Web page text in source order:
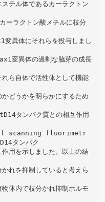
テル体であるカーラクトン
ーラクトン酸メチルに枝分
変異体にそれらを投与しまし
変異体の過剰な脇芽の成長
ら自体で活性体として機能
どうかを明らかにするため
タンパク質との相互作用
scanning fluorimetr
タンパク
用を示しました。以上の結
れを抑制していると考えら
体内で枝分かれ抑制ホルモ